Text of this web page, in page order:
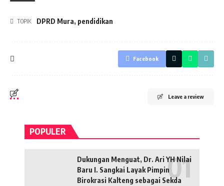
TOPIK DPRD Mura, pendidikan
Facebook
Leave a review
POPULER
Dukungan Menguat, Dr. Ari YH Nilai
Baru I. Sangkai Layak Pimpin
Birokrasi Kalteng sebagai Sekda